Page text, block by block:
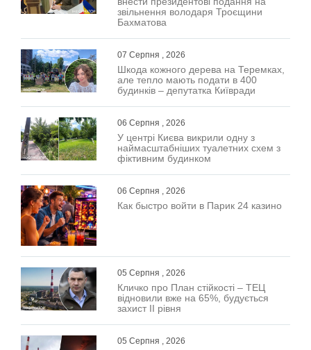
звільнення володаря Троєщини
Бахматова
07 Серпня , 2026
Шкода кожного дерева на Теремках,
але тепло мають подати в 400
будинків – депутатка Київради
06 Серпня , 2026
У центрі Києва викрили одну з
наймасштабніших туалетних схем з
фіктивним будинком
06 Серпня , 2026
Как быстро войти в Парик 24 казино
05 Серпня , 2026
Кличко про План стійкості – ТЕЦ
відновили вже на 65%, будується
захист ІІ рівня
05 Серпня , 2026